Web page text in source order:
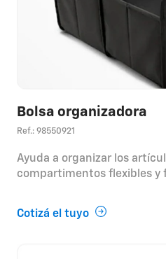
Bolsa organizadora
Ref.: 98550921
Ayuda a organizar los
compartimentos flexibles y
Cotizá el tuyo